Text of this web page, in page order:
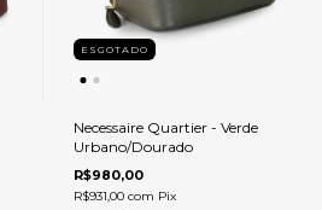
ESGOTADO
Necessaire Quartier - Verde
Urbano/Dourado
R$980,00
R$931,00 com Pix